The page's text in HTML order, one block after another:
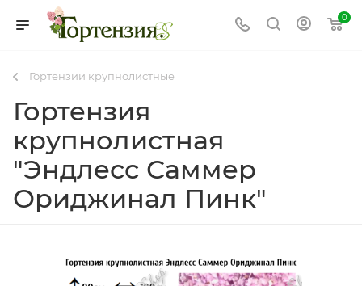
0
Гортензии крупнолистные
Гортензия
крупнолистная
"Эндлесс Саммер
Ориджинал Пинк"